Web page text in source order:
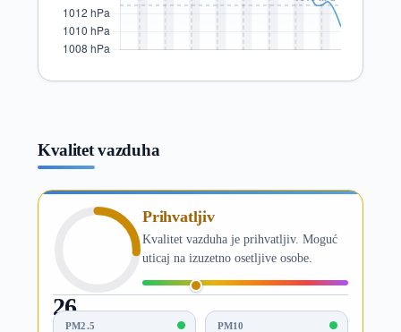
Kvalitet vazduha
26
AQI
Prihvatljiv
Kvalitet vazduha je prihvatljiv. Moguć
uticaj na izuzetno osetljive osobe.
PM2.5 PM10